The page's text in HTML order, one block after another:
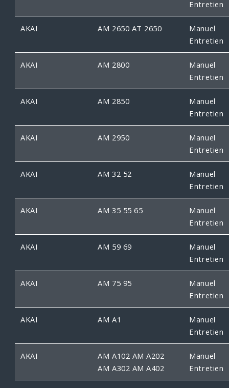
Entretien
AKAI AM 2650 AT 2650
Manuel
Entretien
AKAI AM 2800
Manuel
Entretien
AKAI AM 2850
Manuel
Entretien
AKAI AM 2950
Manuel
Entretien
AKAI AM 32 52
Manuel
Entretien
AKAI AM 35 55 65
Manuel
Entretien
AKAI AM 59 69
Manuel
Entretien
AKAI AM 75 95
Manuel
Entretien
AKAI AM A1
Manuel
Entretien
AKAI
AM A102 AM A202
AM A302 AM A402
Manuel
Entretien